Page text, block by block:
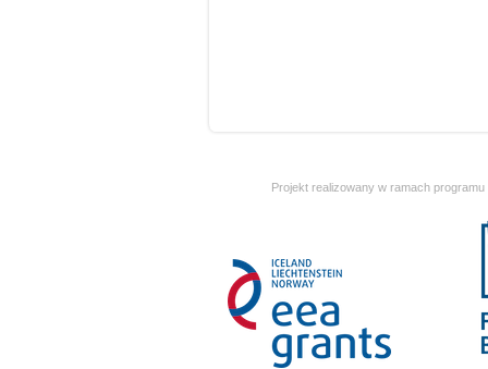
Projekt realizowany w ramach